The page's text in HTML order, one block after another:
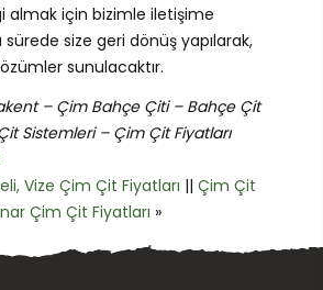
almak için bizimle iletişime
sürede size geri dönüş yapılarak,
sunulacaktır.
– Çim Bahçe Çiti – Bahçe Çit
Sistemleri – Çim Çit Fiyatları
Vize Çim Çit Fiyatları || Çim Çit
Çim Çit Fiyatları »